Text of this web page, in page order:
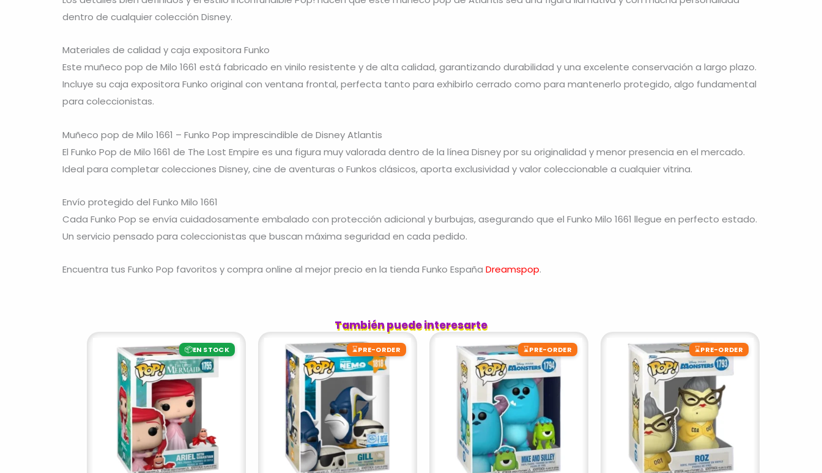
dentro de cualquier colección Disney.
Materiales de calidad y caja expositora Funko
Este muñeco pop de Milo 1661 está fabricado en vinilo resistente y de alta calidad, garantizando durabilidad y una excelente conservación a largo plazo.
Incluye su caja expositora Funko original con ventana frontal, perfecta tanto para exhibirlo cerrado como para mantenerlo protegido, algo fundamental
para coleccionistas.
Muñeco pop de Milo 1661 – Funko Pop imprescindible de Disney Atlantis
El Funko Pop de Milo 1661 de The Lost Empire es una figura muy valorada dentro de la línea Disney por su originalidad y menor presencia en el mercado.
Ideal para completar colecciones Disney, cine de aventuras o Funkos clásicos, aporta exclusividad y valor coleccionable a cualquier vitrina.
Envío protegido del Funko Milo 1661
Cada Funko Pop se envía cuidadosamente embalado con protección adicional y burbujas, asegurando que el Funko Milo 1661 llegue en perfecto estado.
Un servicio pensado para coleccionistas que buscan máxima seguridad en cada pedido.
Encuentra tus Funko Pop favoritos y compra online al mejor precio en la tienda Funko España Dreamspop.
También puede interesarte
📦EN STOCK ⌛PRE-ORDER ⌛PRE-ORDER ⌛PRE-ORDER